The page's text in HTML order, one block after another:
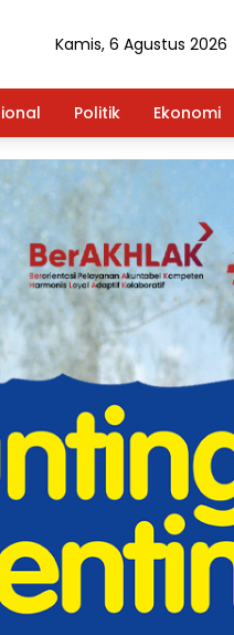
Kamis, 6 Agustus 2026
Politik Ekonomi